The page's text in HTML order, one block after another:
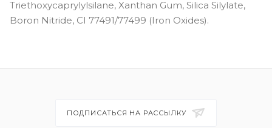
Triethoxycaprylylsilane, Xanthan Gum, Silica Silylate,
Boron Nitride, CI 77491/77499 (Iron Oxides).
ПОДПИСАТЬСЯ НА РАССЫЛКУ